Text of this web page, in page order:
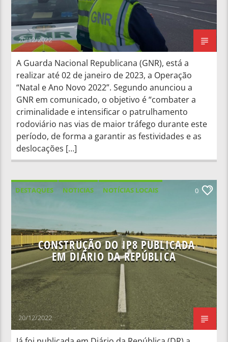
20/12/2022
A Guarda Nacional Republicana (GNR), está a
realizar até 02 de janeiro de 2023, a Operação
“Natal e Ano Novo 2022”. Segundo anunciou a
GNR em comunicado, o objetivo é “combater a
criminalidade e intensificar o patrulhamento
rodoviário nas vias de maior tráfego durante este
período, de forma a garantir as festividades e as
deslocações […]
DESTAQUES NOTICIAS
NOTÍCIAS LOCAIS
0
CONSTRUÇÃO DO IP8 PUBLICADA
EM DIÁRIO DA REPÚBLICA
20/12/2022